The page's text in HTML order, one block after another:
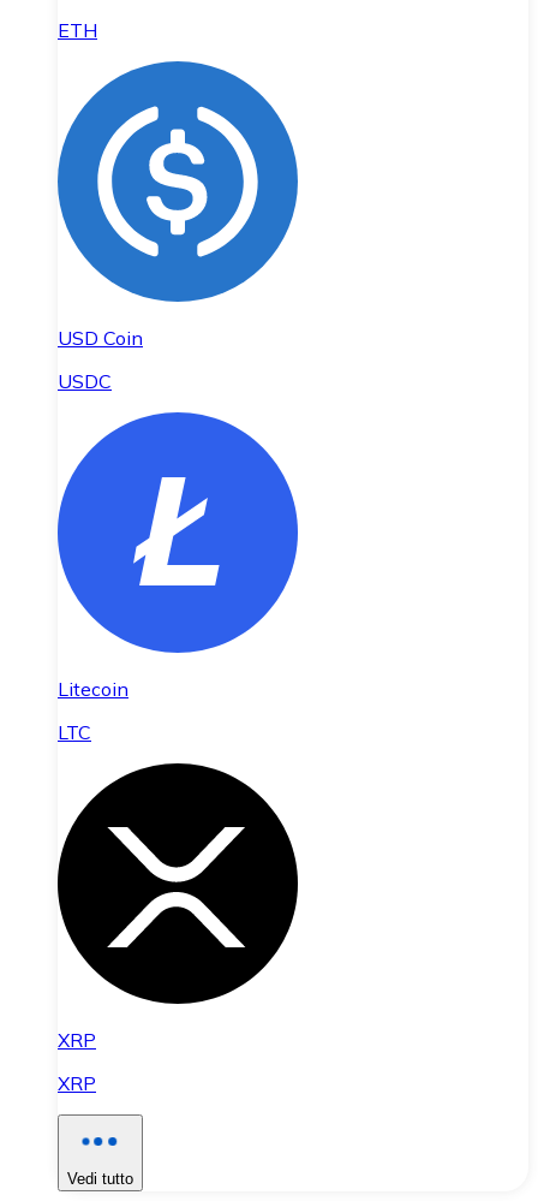
ETH
USD Coin
USDC
Litecoin
LTC
XRP
XRP
Vedi tutto